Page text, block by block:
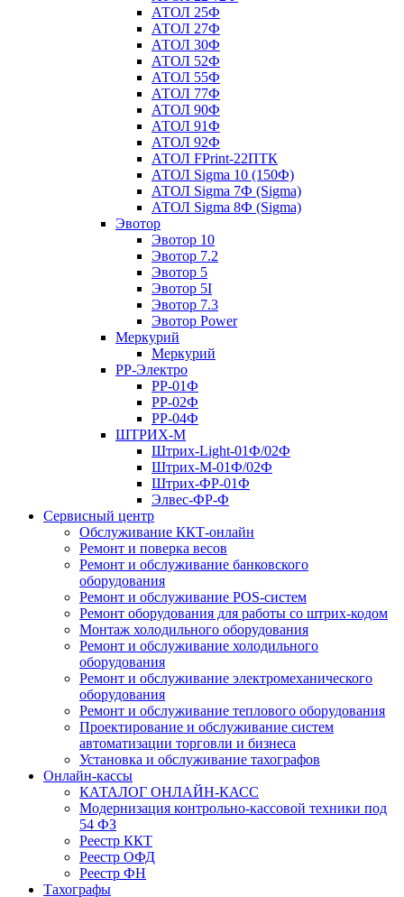
АТОЛ 25Ф
АТОЛ 27Ф
АТОЛ 30Ф
АТОЛ 52Ф
АТОЛ 55Ф
АТОЛ 77Ф
АТОЛ 90Ф
АТОЛ 91Ф
АТОЛ 92Ф
АТОЛ FPrint-22ПТК
АТОЛ Sigma 10 (150Ф)
АТОЛ Sigma 7Ф (Sigma)
АТОЛ Sigma 8Ф (Sigma)
Эвотор
Эвотор 10
Эвотор 7.2
Эвотор 5
Эвотор 5I
Эвотор 7.3
Эвотор Power
Меркурий
Меркурий
РР-Электро
РР-01Ф
РР-02Ф
РР-04Ф
ШТРИХ-М
Штрих-Light-01Ф/02Ф
Штрих-М-01Ф/02Ф
Штрих-ФР-01Ф
Элвес-ФР-Ф
Сервисный центр
Обслуживание ККТ-онлайн
Ремонт и поверка весов
Ремонт и обслуживание банковского
оборудования
Ремонт и обслуживание POS-систем
Ремонт оборудования для работы со штрих-кодом
Монтаж холодильного оборудования
Ремонт и обслуживание холодильного
оборудования
Ремонт и обслуживание электромеханического
оборудования
Ремонт и обслуживание теплового оборудования
Проектирование и обслуживание систем
автоматизации торговли и бизнеса
Установка и обслуживание тахографов
Онлайн-кассы
КАТАЛОГ ОНЛАЙН-КАСС
Модернизация контрольно-кассовой техники под
54 ФЗ
Реестр ККТ
Реестр ОФД
Реестр ФН
Тахографы